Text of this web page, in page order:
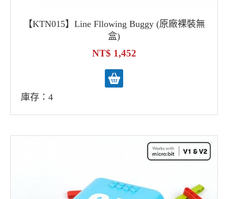
【KTN015】Line Fllowing Buggy (原廠裸裝無
盒)
1,452
庫存：4